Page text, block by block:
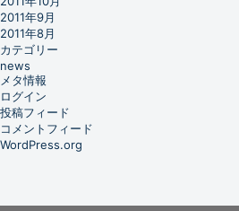
2011年9月
2011年8月
カテゴリー
news
メタ情報
ログイン
投稿フィード
コメントフィード
WordPress.org